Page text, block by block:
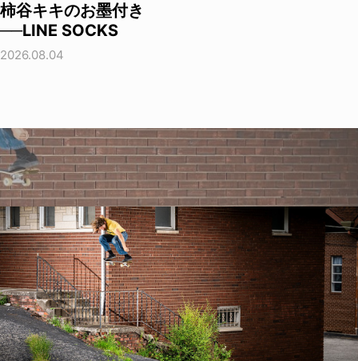
柿谷キキのお墨付き
──LINE SOCKS
2026.08.04